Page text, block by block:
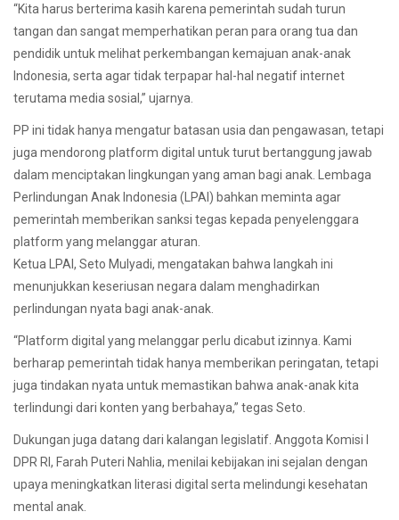
“Kita harus berterima kasih karena pemerintah sudah turun
tangan dan sangat memperhatikan peran para orang tua dan
pendidik untuk melihat perkembangan kemajuan anak-anak
Indonesia, serta agar tidak terpapar hal-hal negatif internet
terutama media sosial,” ujarnya.
PP ini tidak hanya mengatur batasan usia dan pengawasan, tetapi
juga mendorong platform digital untuk turut bertanggung jawab
dalam menciptakan lingkungan yang aman bagi anak. Lembaga
Perlindungan Anak Indonesia (LPAI) bahkan meminta agar
pemerintah memberikan sanksi tegas kepada penyelenggara
platform yang melanggar aturan.
Ketua LPAI, Seto Mulyadi, mengatakan bahwa langkah ini
menunjukkan keseriusan negara dalam menghadirkan
perlindungan nyata bagi anak-anak.
“Platform digital yang melanggar perlu dicabut izinnya. Kami
berharap pemerintah tidak hanya memberikan peringatan, tetapi
juga tindakan nyata untuk memastikan bahwa anak-anak kita
terlindungi dari konten yang berbahaya,” tegas Seto.
Dukungan juga datang dari kalangan legislatif. Anggota Komisi I
DPR RI, Farah Puteri Nahlia, menilai kebijakan ini sejalan dengan
upaya meningkatkan literasi digital serta melindungi kesehatan
mental anak.